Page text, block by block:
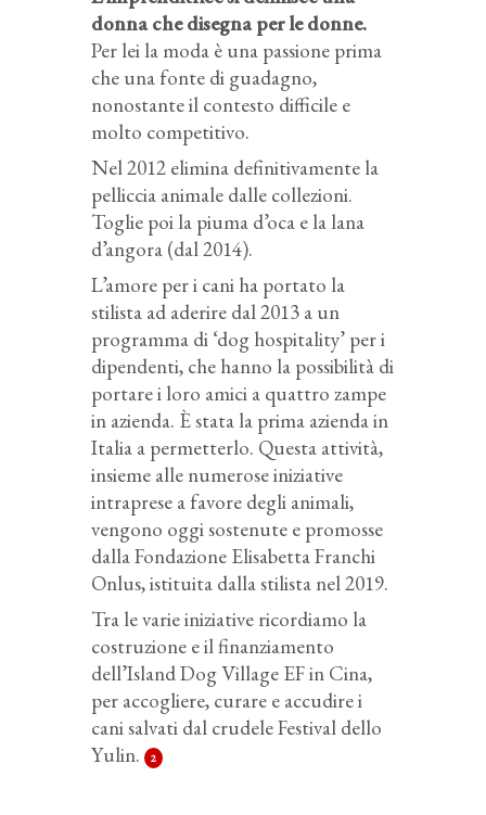
donna che disegna per le donne.
Per lei la moda è una passione prima
che una fonte di guadagno,
nonostante il contesto difficile e
molto competitivo.
Nel 2012 elimina definitivamente la
pelliccia animale dalle collezioni.
Toglie poi la piuma d’oca e la lana
d’angora (dal 2014).
L’amore per i cani ha portato la
stilista ad aderire dal 2013 a un
programma di ‘dog hospitality’ per i
dipendenti, che hanno la possibilità di
portare i loro amici a quattro zampe
in azienda. È stata la prima azienda in
Italia a permetterlo. Questa attività,
insieme alle numerose iniziative
intraprese a favore degli animali,
vengono oggi sostenute e promosse
dalla Fondazione Elisabetta Franchi
Onlus, istituita dalla stilista nel 2019.
Tra le varie iniziative ricordiamo la
costruzione e il finanziamento
dell’Island Dog Village EF in Cina,
per accogliere, curare e accudire i
cani salvati dal crudele Festival dello
Yulin.
2